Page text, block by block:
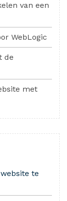
van een
WebLogic
de
met
te